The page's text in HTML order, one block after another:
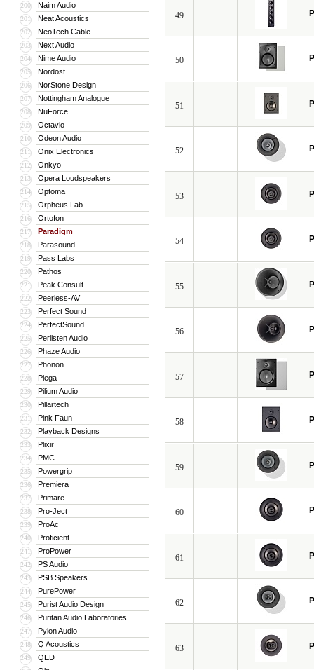
200 Naim Audio
201 Neat Acoustics
202 NeoTech Cable
203 Next Audio
204 Nime Audio
205 Nordost
206 NorStone Design
207 Nottingham Analogue
208 NuForce
209 Octavio
210 Odeon Audio
211 Onix Electronics
212 Onkyo
213 Opera Loudspeakers
214 Optoma
215 Orpheus Lab
216 Ortofon
217 Paradigm
218 Parasound
219 Pass Labs
220 Pathos
221 Peak Consult
222 Peerless-AV
223 Perfect Sound
224 PerfectSound
225 Perlisten Audio
226 Phaze Audio
227 Phonon
228 Piega
229 Pilium Audio
230 Pillartech
231 Pink Faun
232 Playback Designs
233 Plixir
234 PMC
235 Powergrip
236 Premiera
237 Primare
238 Pro-Ject
239 ProAc
240 Proficient
241 ProPower
242 PS Audio
243 PSB Speakers
244 PurePower
245 Purist Audio Design
246 Puritan Audio Laboratories
247 Pylon Audio
248 Q Acoustics
249 QED
49
50
51
52
53
54
55
56
57
58
59
60
61
62
63